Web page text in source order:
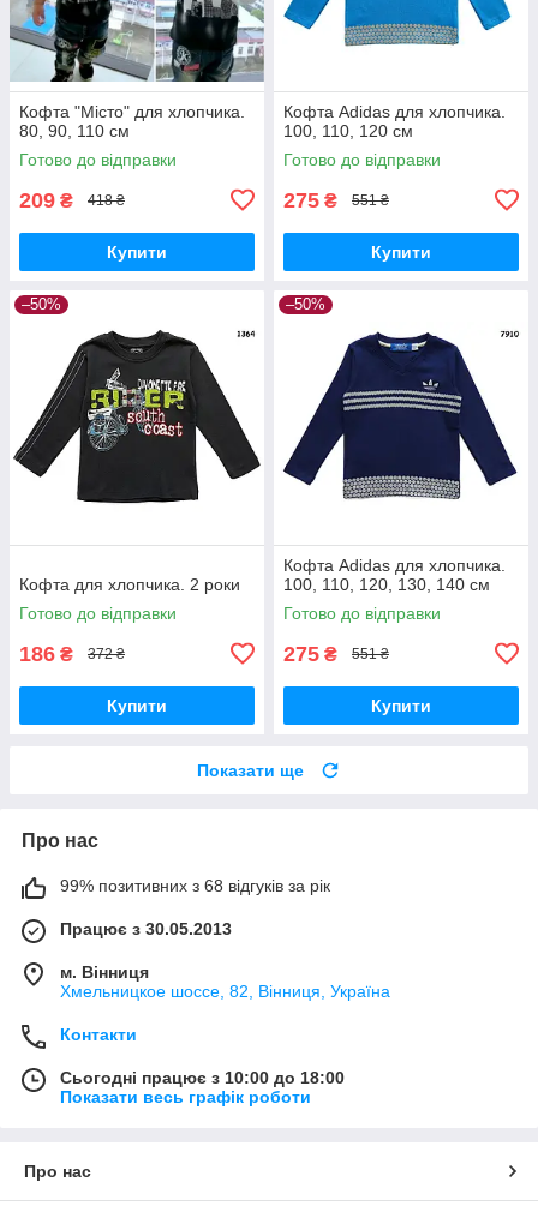
Кофта "Місто" для хлопчика.
80, 90, 110 см
Готово до відправки
209 ₴ 418 ₴
Купити
Кофта Adidas для хлопчика.
100, 110, 120 см
Готово до відправки
275 ₴ 551 ₴
Купити
–50%
Кофта для хлопчика. 2 роки
Готово до відправки
186 ₴ 372 ₴
Купити
–50%
Кофта Adidas для хлопчика.
100, 110, 120, 130, 140 см
Готово до відправки
275 ₴ 551 ₴
Купити
Показати ще
Про нас
99% позитивних з 68 відгуків за рік
Працює з 30.05.2013
м. Вінниця
Хмельницкое шоссе, 82, Вінниця, Україна
Контакти
Сьогодні працює з 10:00 до 18:00
Показати весь графік роботи
Про нас